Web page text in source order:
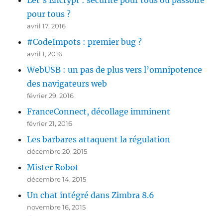
pour tous ?
avril 17, 2016
#CodeImpots : premier bug ?
avril 1, 2016
WebUSB : un pas de plus vers l’omnipotence
des navigateurs web
février 29, 2016
FranceConnect, décollage imminent
février 21, 2016
Les barbares attaquent la régulation
décembre 20, 2015
Mister Robot
décembre 14, 2015
Un chat intégré dans Zimbra 8.6
novembre 16, 2015